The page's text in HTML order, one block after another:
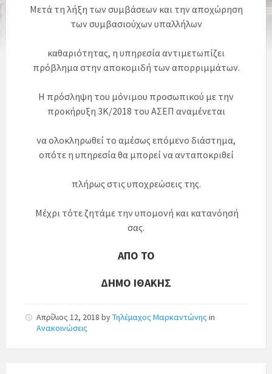
Μετά τη λήξη των συμβάσεων και την αποχώρηση
των συμβασιούχωνυπαλλήλων
καθαριότητας, η υπηρεσία αντιμετωπίζει
πρόβλημα στηναποκομιδή των απορριμμάτων.
Η πρόσληψη του μόνιμου προσωπικού με την
προκήρυξη 3Κ/2018 του ΑΣΕΠ αναμένεται
να ολοκληρωθεί το αμέσως επόμενο διάστημα,
οπότε η υπηρεσία θα μπορεί να ανταποκριθεί
πλήρως στις υποχρεώσεις της.
Μέχρι τότε ζητάμε την υπομονή και κατανόησή
σας.
ΑΠΟ ΤΟ
ΔΗΜΟ ΙΘΑΚΗΣ
Απρίλιος 12, 2018 byΤηλέμαχος Μαρκαντώνης in
Ανακοινώσεις